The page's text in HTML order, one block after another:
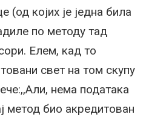
(од којих је једна била
по методу тад
Елем, кад то
свет на том скупу
нема података
метод био акредитован